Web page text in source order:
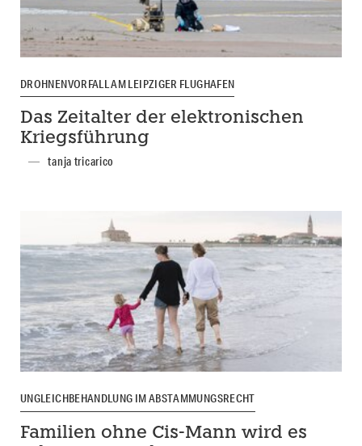
DROHNENVORFALL AM LEIPZIGER FLUGHAFEN
Das Zeitalter der elektronischen
Kriegsführung
tanja tricarico
UNGLEICHBEHANDLUNG IM ABSTAMMUNGSRECHT
Familien ohne Cis-Mann wird es